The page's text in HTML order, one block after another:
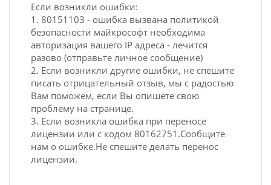
Eсли возникли ошибки:
1. 80151103 - ошибка вызвана политикой
безопасности майкрософт необходима
авторизация вашего IP адреса - лечится
разово (отправьте личное сообщение)
2. Если возникли другие ошибки, не спешите
писать отрицательный отзыв, мы с радостью
Вам поможем, если Вы опишете свою
проблему на странице.
3. Если возникла ошибка при переносе
лицензии или с кодом 80162751.Сообщите
нам о ошибке.Не спешите делать перенос
лицензии.